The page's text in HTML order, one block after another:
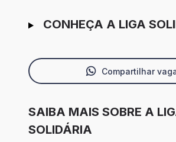
CONHEÇA A LIGA
Compartilhar
SAIBA MAIS SOBRE A
SOLIDÁRIA